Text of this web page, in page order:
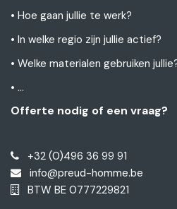
• Hoe gaan jullie te werk?
• In welke regio zijn jullie actief?
• Welke materialen gebruiken
• ...
Offerte nodig of een vraag?
+32 (0)496 36 99 91
info@preud-homme.be
BTW BE 0777229821